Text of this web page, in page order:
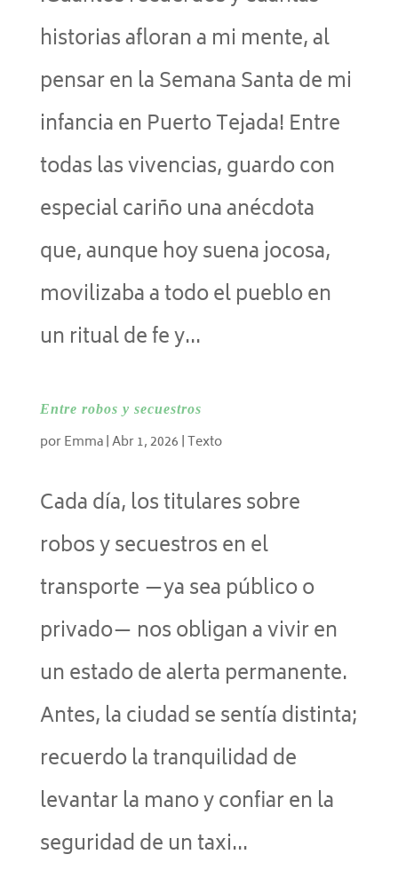
historias afloran a mi mente, al
pensar en la Semana Santa de mi
infancia en Puerto Tejada! Entre
todas las vivencias, guardo con
especial cariño una anécdota
que, aunque hoy suena jocosa,
movilizaba a todo el pueblo en
un ritual de fe y...
Entre robos y secuestros
porEmma|Abr 1, 2026 |Texto
Cada día, los titulares sobre
robos y secuestros en el
transporte —ya sea público o
privado— nos obligan a vivir en
un estado de alerta permanente.
Antes, la ciudad se sentía distinta;
recuerdo la tranquilidad de
levantar la mano y confiar en la
seguridad de un taxi...